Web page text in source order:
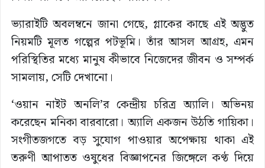
ভ্যারাইটি অবলম্বনে জানা গেছে, গ্লাকের কাছে এই অদ্ভুত
নিয়মটি মূলত গল্পের পটভূমি। তাঁর আসল আগ্রহ, এমন
পরিস্থিতির মধ্যে মানুষ কীভাবে নিজেদের জীবন ও সম্পর্ক
সামলায়, সেটি দেখানো।
‘ওয়ান নাইট অনলি’র কেন্দ্রীয় চরিত্র অ্যালি। অভিনয়
করেছেন মনিকা বারবারো। অ্যালি একজন উঠতি গায়িকা।
সংগীতজগতে বড় সুযোগ পাওয়ার অপেক্ষায় থাকা এই
তরুণী আপাতত ওষুধের বিজ্ঞাপনের জিঙ্গেলে কণ্ঠ দিয়ে